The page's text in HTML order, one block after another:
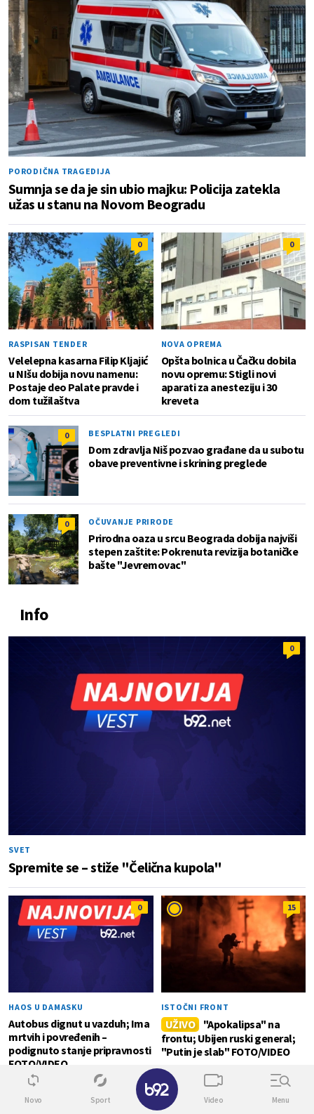
PORODIČNA TRAGEDIJA
Sumnja se da je sin ubio majku: Policija zatekla
užas u stanu na Novom Beogradu
0
RASPISAN TENDER
Velelepna kasarna Filip Kljajić
u NIšu dobija novu namenu:
Postaje deo Palate pravde i
dom tužilaštva
0
NOVA OPREMA
Opšta bolnica u Čačku dobila
novu opremu: Stigli novi
aparati za anesteziju i 30
kreveta
0 BESPLATNI PREGLEDI
Dom zdravlja Niš pozvao građane da u subotu
obave preventivne i skrining preglede
0 OČUVANJE PRIRODE
Prirodna oaza u srcu Beograda dobija najviši
stepen zaštite: Pokrenuta revizija botaničke
bašte "Jevremovac"
Info
0
SVET
Spremite se – stiže "Čelična kupola"
0
HAOS U DAMASKU
Autobus dignut u vazduh; Ima
mrtvih i povređenih –
podignuto stanje pripravnosti
FOTO/VIDEO
15
ISTOČNI FRONT
UŽIVO
"Apokalipsa" na
frontu; Ubijen ruski general;
"Putin je slab" FOTO/VIDEO
POLITIKA
Novo Sport Video Menu
✕